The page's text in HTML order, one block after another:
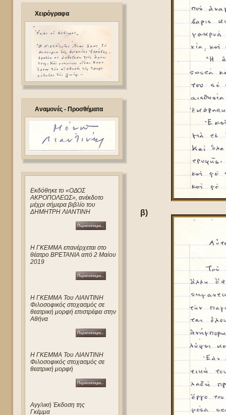
Χειρόγραφα
Αναμονές - Προσθήματα
Eκδόθηκε το «ΟΔΟΣ
ΑΚΡΟΠΟΛΕΩΣ», ανέκδοτο
μέχρι σήμερα βιβλίο του
ΔΗΜΗΤΡΗ ΛΙΑΝΤΙΝΗ
Η ΓΚΕΜΜΑ επανέρχεται στο
θέατρο ΒΡΕΤΑΝΙΑ από 2 Μαίου
2019
Η ΓΚΕΜΜΑ Του ΛΙΑΝΤΙΝΗ
Φιλοσοφικός στοχασμός σε
θεατρική μορφή επιστρέφει στην
Αθήνα
Η ΓΚΕΜΜΑ Του ΛΙΑΝΤΙΝΗ
Φιλοσοφικός στοχασμός σε
θεατρική μορφή
Αγγλική Έκδοση της
Γκέμμα
β)